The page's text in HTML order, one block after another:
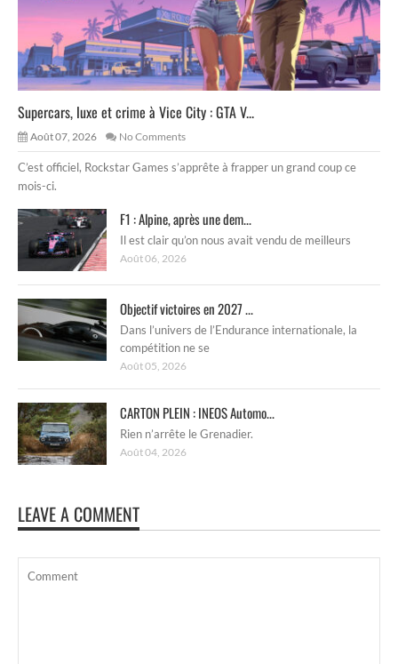
Supercars, luxe et crime à Vice City : GTA V...
Août 07, 2026 No Comments
C’est officiel, Rockstar Games s’apprête à frapper un grand coup ce
mois-ci.
F1 : Alpine, après une dem...
Il est clair qu’on nous avait vendu de meilleurs
Août 06, 2026
Objectif victoires en 2027 ...
Dans l’univers de l’Endurance internationale, la
compétition ne se
Août 05, 2026
CARTON PLEIN : INEOS Automo...
Rien n’arrête le Grenadier.
Août 04, 2026
LEAVE A COMMENT